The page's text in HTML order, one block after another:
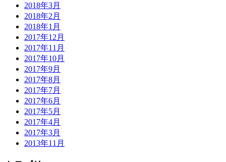
2018年3月
2018年2月
2018年1月
2017年12月
2017年11月
2017年10月
2017年9月
2017年8月
2017年7月
2017年6月
2017年5月
2017年4月
2017年3月
2013年11月